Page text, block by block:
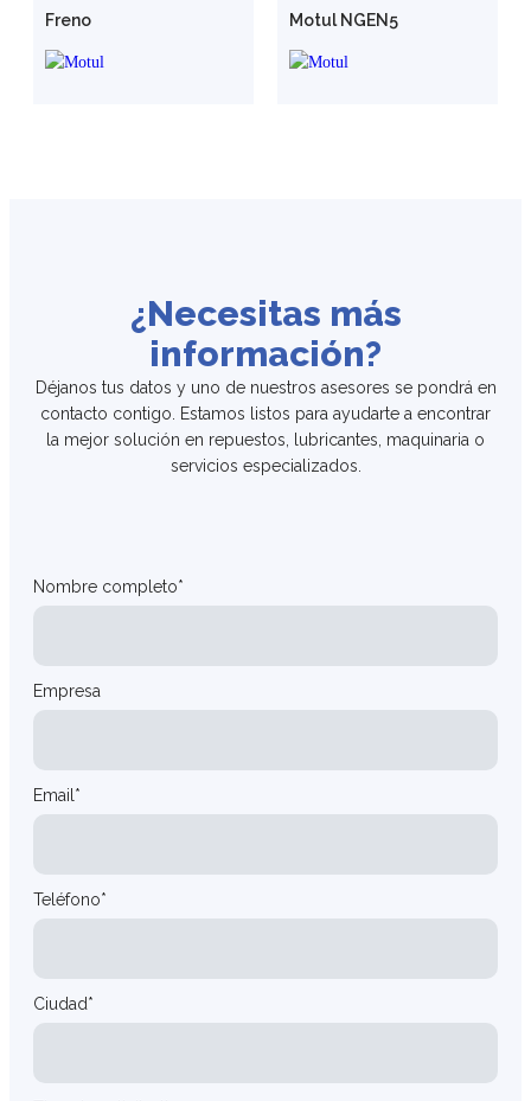
Freno Motul NGEN5
¿Necesitas más
información?
Déjanos tus datos y uno de nuestros asesores se pondrá en
contacto contigo. Estamos listos para ayudarte a encontrar
la mejor solución en repuestos, lubricantes, maquinaria o
servicios especializados.
Nombre completo*
Empresa
Email*
Teléfono*
Ciudad*